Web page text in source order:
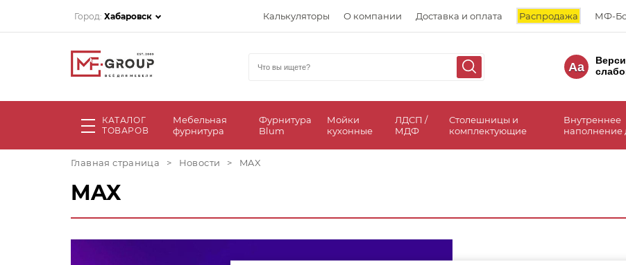
Город: Хабаровск Калькуляторы О компании Доставка и оплата Распродажа МФ-
Aa
КАТАЛОГ
ТОВАРОВ
Мебельная
фурнитура
Фурнитура
Blum
Мойки
кухонные
ЛДСП /
МДФ
Столешницы и
комплектующие
Внутреннее
наполнение
Главная страница > Новости > MAX
MAX